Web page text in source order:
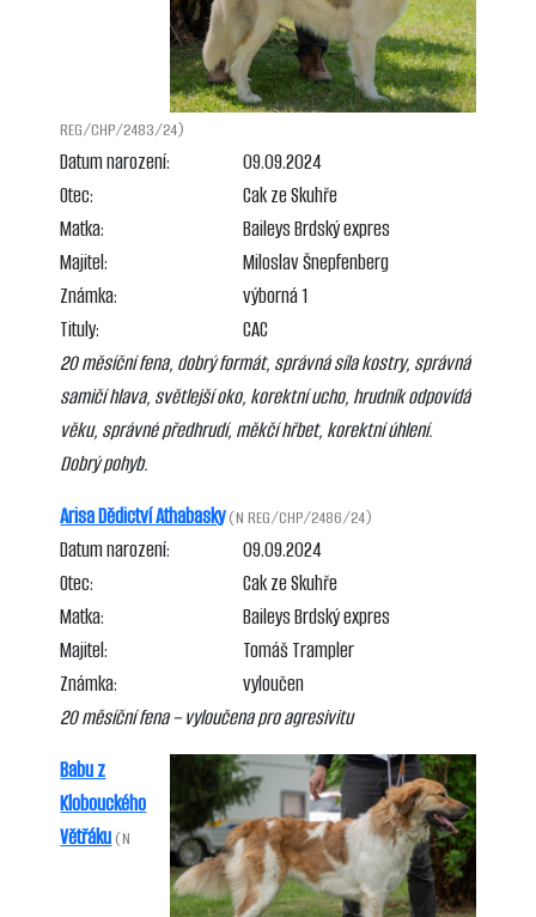
REG/CHP/2483/24)
Datum narození:
09.09.2024
Otec:
Cak ze Skuhře
Matka:
Baileys Brdský expres
Majitel:
Miloslav Šnepfenberg
Známka:
výborná 1
Tituly:
CAC
20 měsíční fena, dobrý formát, správná síla kostry, správná
samičí hlava, světlejší oko, korektní ucho, hrudník odpovídá
věku, správné předhrudí, měkčí hřbet, korektní úhlení.
Dobrý pohyb.
Arisa Dědictví Athabasky(N REG/CHP/2486/24)
Datum narození:
09.09.2024
Otec:
Cak ze Skuhře
Matka:
Baileys Brdský expres
Majitel:
Tomáš Trampler
Známka:
vyloučen
20 měsíční fena – vyloučena pro agresivitu
Babu z
Klobouckého
Větřáku (N